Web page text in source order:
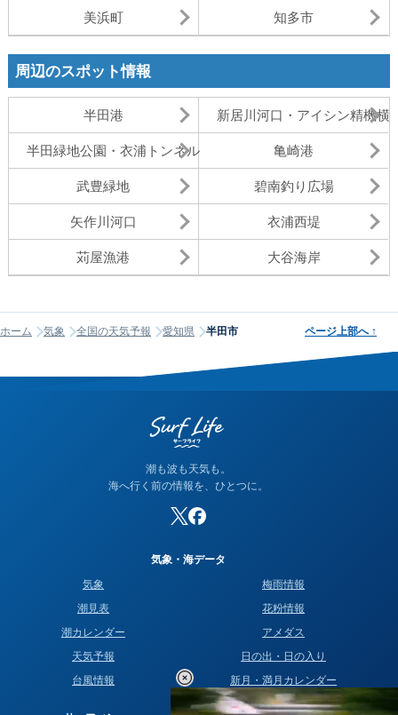
美浜町 知多市
周辺のスポット情報
半田港 新居川河口・アイシン精機横
半田緑地公園・衣浦トンネル 亀崎港
武豊緑地 碧南釣り広場
矢作川河口 衣浦西堤
苅屋漁港 大谷海岸
ホーム 気象 全国の天気予報 愛知県 半田市 ページ上部へ ↑
潮も波も天気も。
海へ行く前の情報を、ひとつに。
気象・海データ
気象
潮見表
潮カレンダー
天気予報
台風情報
梅雨情報
花粉情報
アメダス
日の出・日の入り
新月・満月カレンダー